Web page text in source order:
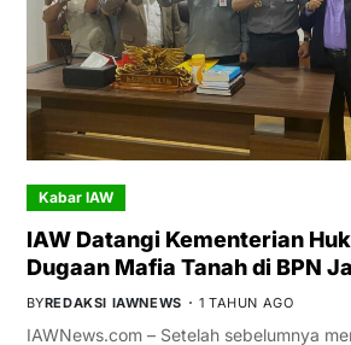
Kabar IAW
IAW Datangi Kementerian
Dugaan Mafia Tanah di BPN
BYREDAKSI IAWNEWS 1 TAHUN AGO
IAWNews.com – Setelah sebelumnya